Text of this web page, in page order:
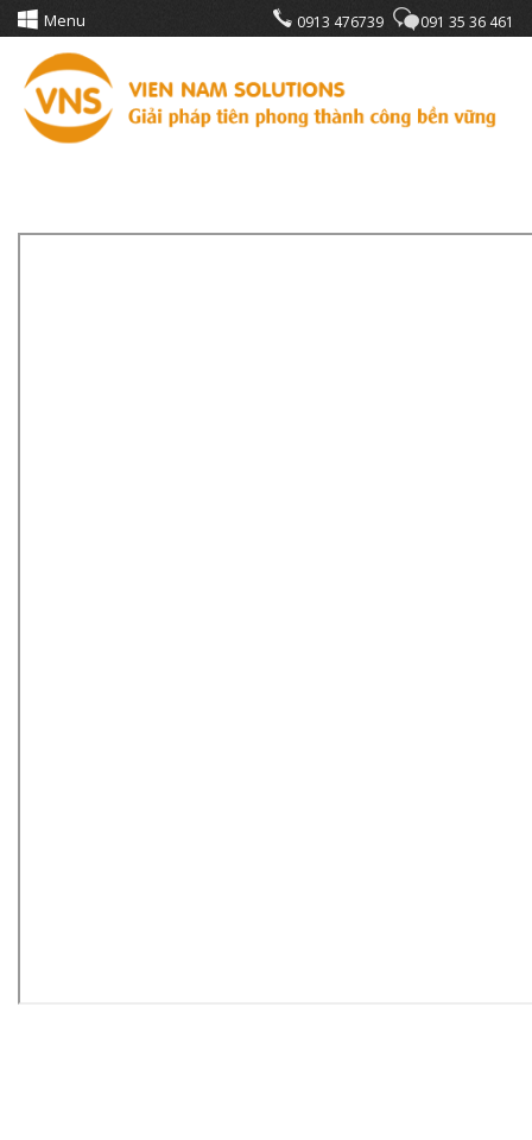
Menu 0913 476739 091 35 36 461